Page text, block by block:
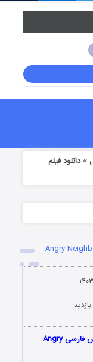
»دانلود فیلم
دانلود فیلم همسایگان خشمگین با زیرنویس فارسی Angry